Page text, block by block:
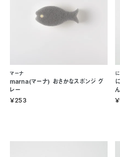
marna(マーナ) おさかなスポンジ グ
レー
マーナ
¥253
ん